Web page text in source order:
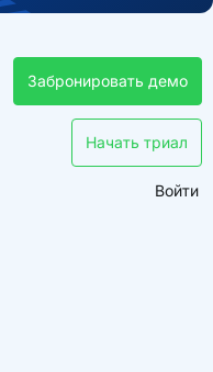
Забронировать демо
Начать триал
Войти